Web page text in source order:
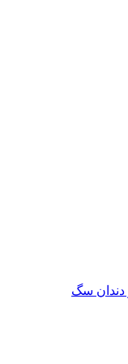
دندان سگ